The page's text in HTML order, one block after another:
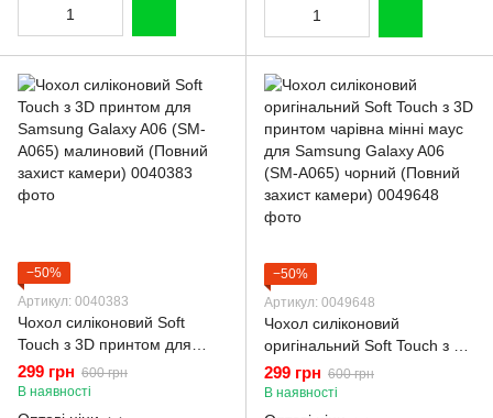
−50%
Артикул: 0040383
Чохол силіконовий Soft
Touch з 3D принтом для
Samsung Galaxy A06 (SM-
A065) малиновий (Повний
захист камери)
299 грн 600 грн
В наявності
−50%
Артикул: 0049648
Чохол силіконовий
оригінальний Soft Touch з 3D
принтом чарівна мінні маус
для Samsung Galaxy A06
(SM-A065) чорний (Повний
299 грн 600 грн
В наявності